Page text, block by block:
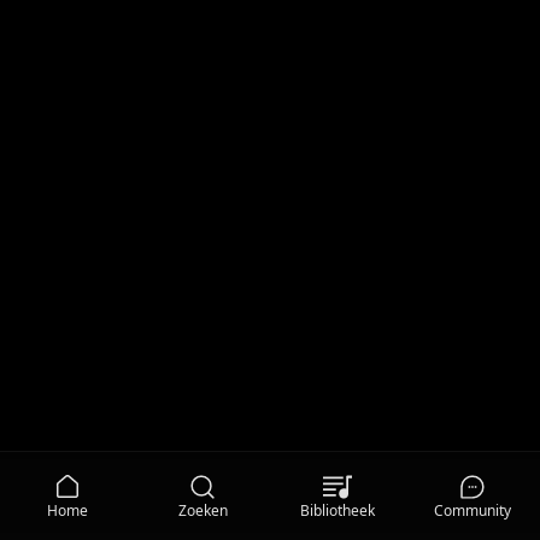
Home Zoeken Bibliotheek Community